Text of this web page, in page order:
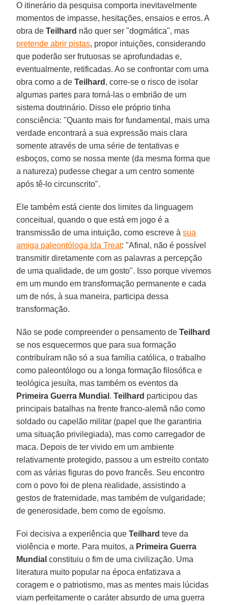
O itinerário da pesquisa comporta inevitavelmente
momentos de impasse, hesitações, ensaios e erros. A
obra deTeilhard não quer ser "dogmática", mas
pretende abrir pistas, propor intuições, considerando
que poderão ser frutuosas se aprofundadas e,
eventualmente, retificadas. Ao se confrontar com uma
obra como a deTeilhard , corre-se o risco de isolar
algumas partes para torná-las o embrião de um
sistema doutrinário. Disso ele próprio tinha
consciência: "Quanto mais for fundamental, mais uma
verdade encontrará a sua expressão mais clara
somente através de uma série de tentativas e
esboços, como se nossa mente (da mesma forma que
a natureza) pudesse chegar a um centro somente
após tê-lo circunscrito".
Ele também está ciente dos limites da linguagem
conceitual, quando o que está em jogo é a
transmissão de uma intuição, como escreve àsua
amiga paleontóloga Ida Treat: "Afinal, não é possível
transmitir diretamente com as palavras a percepção
de uma qualidade, de um gosto". Isso porque vivemos
em um mundo em transformação permanente e cada
um de nós, à sua maneira, participa dessa
transformação.
Não se pode compreender o pensamento deTeilhard
se nos esquecermos que para sua formação
contribuíram não só a sua família católica, o trabalho
como paleontólogo ou a longa formação filosófica e
teológica jesuíta, mas também os eventos da
Primeira Guerra Mundial .Teilhard participou das
principais batalhas na frente franco-alemã não como
soldado ou capelão militar (papel que lhe garantiria
uma situação privilegiada), mas como carregador de
maca. Depois de ter vivido em um ambiente
relativamente protegido, passou a um estreito contato
com as várias figuras do povo francês. Seu encontro
com o povo foi de plena realidade, assistindo a
gestos de fraternidade, mas também de vulgaridade;
de generosidade, bem como de egoísmo.
Foi decisiva a experiência queTeilhard teve da
violência e morte. Para muitos, a Primeira Guerra
Mundial constituiu o fim de uma civilização. Uma
literatura muito popular na época enfatizava a
coragem e o patriotismo, mas as mentes mais lúcidas
viam perfeitamente o caráter absurdo de uma guerra